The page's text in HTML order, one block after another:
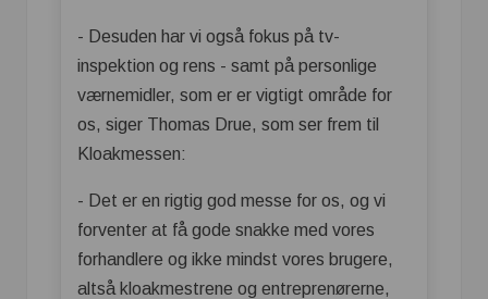
- Desuden har vi også fokus på tv-
inspektion og rens - samt på personlige
værnemidler, som er er vigtigt område for
os, siger Thomas Drue, som ser frem til
Kloakmessen:
- Det er en rigtig god messe for os, og vi
forventer at få gode snakke med vores
forhandlere og ikke mindst vores brugere,
altså kloakmestrene og entreprenørerne,